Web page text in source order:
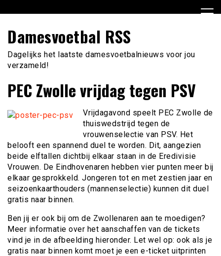
naar
inhoud
Damesvoetbal RSS
Dagelijks het laatste damesvoetbalnieuws voor jou
verzameld!
PEC Zwolle vrijdag tegen PSV
Vrijdagavond speelt PEC Zwolle de
thuiswedstrijd tegen de
vrouwenselectie van PSV. Het
belooft een spannend duel te worden. Dit, aangezien
beide elftallen dichtbij elkaar staan in de Eredivisie
Vrouwen. De Eindhovenaren hebben vier punten meer bij
elkaar gesprokkeld. Jongeren tot en met zestien jaar en
seizoenkaarthouders (mannenselectie) kunnen dit duel
gratis naar binnen.
Ben jij er ook bij om de Zwollenaren aan te moedigen?
Meer informatie over het aanschaffen van de tickets
vind je in de afbeelding hieronder. Let wel op: ook als je
gratis naar binnen komt moet je een e-ticket uitprinten